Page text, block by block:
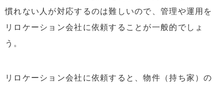
慣れない人が対応するのは難しいので、管理や運用を
リロケーション会社に依頼することが一般的でしょ
う。
リロケーション会社に依頼すると、物件（持ち家）の